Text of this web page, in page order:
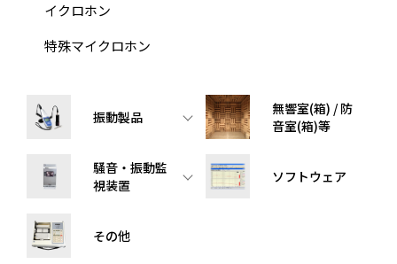
イクロホン
特殊マイクロホン
振動製品
無響室(箱) / 防
音室(箱)等
騒音・振動監
視装置
ソフトウェア
その他